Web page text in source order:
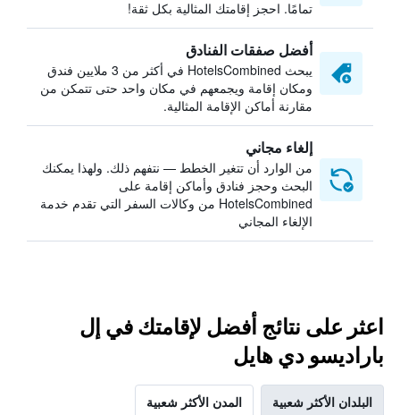
تمامًا. احجز إقامتك المثالية بكل ثقة!
أفضل صفقات الفنادق
يبحث HotelsCombined في أكثر من 3 ملايين فندق
ومكان إقامة ويجمعهم في مكان واحد حتى تتمكن من
مقارنة أماكن الإقامة المثالية.
إلغاء مجاني
من الوارد أن تتغير الخطط — نتفهم ذلك. ولهذا يمكنك
البحث وحجز فنادق وأماكن إقامة على
HotelsCombined من وكالات السفر التي تقدم خدمة
الإلغاء المجاني
اعثر على نتائج أفضل لإقامتك في إل
باراديسو دي هايل
البلدان الأكثر شعبية المدن الأكثر شعبية